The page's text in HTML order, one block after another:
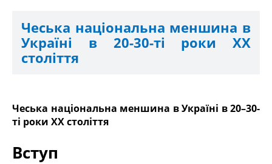
Чеська національна меншина в
Україні в 20-30-ті роки ХХ
століття
Чеська національна меншина в Україні в 20–30-
ті роки ХХ століття
Вступ